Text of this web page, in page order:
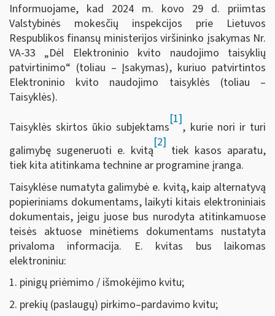
Informuojame, kad 2024 m. kovo 29 d. priimtas
Valstybinės mokesčių inspekcijos prie Lietuvos
Respublikos finansų ministerijos viršininko įsakymas Nr.
VA-33 „Dėl Elektroninio kvito naudojimo taisyklių
patvirtinimo“ (toliau – Įsakymas), kuriuo patvirtintos
Elektroninio kvito naudojimo taisyklės (toliau –
Taisyklės).
Taisyklės skirtos ūkio subjektams
[1]
, kurie nori ir turi
galimybę sugeneruoti e. kvitą
[2]
tiek kasos aparatu,
tiek kita atitinkama technine ar programine įranga.
Taisyklėse numatyta galimybė e. kvitą, kaip alternatyvą
popieriniams dokumentams, laikyti kitais elektroniniais
dokumentais, jeigu juose bus nurodyta atitinkamuose
teisės aktuose minėtiems dokumentams nustatyta
privaloma informacija. E. kvitas bus laikomas
elektroniniu:
1. pinigų priėmimo / išmokėjimo kvitu;
2. prekių (paslaugų) pirkimo–pardavimo kvitu;